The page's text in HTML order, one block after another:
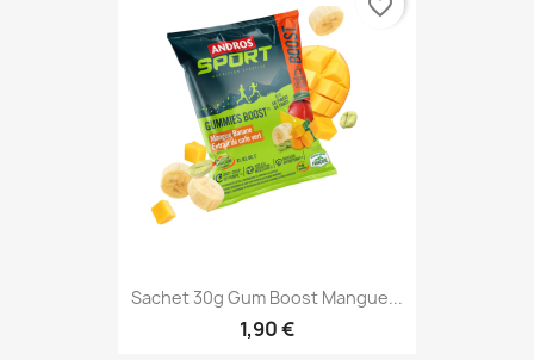
Sachet 30g Gum Boost Mangue...
1,90 €
favorite_border